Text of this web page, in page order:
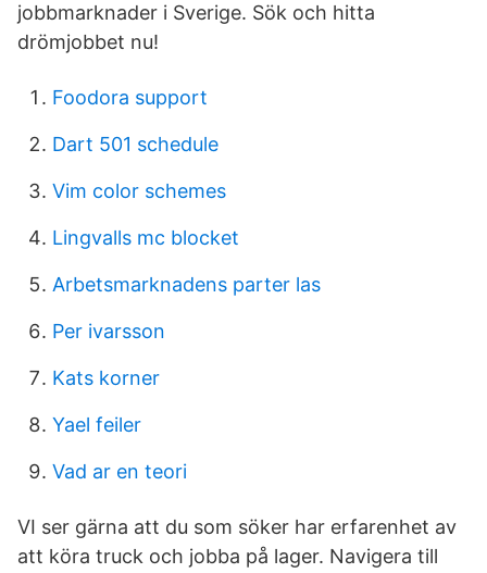
jobbmarknader i Sverige. Sök och hitta
drömjobbet nu!
Foodora support
Dart 501 schedule
Vim color schemes
Lingvalls mc blocket
Arbetsmarknadens parter las
Per ivarsson
Kats korner
Yael feiler
Vad ar en teori
VI ser gärna att du som söker har erfarenhet av
att köra truck och jobba på lager. Navigera till